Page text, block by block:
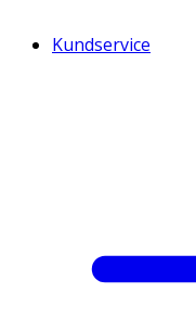
Kundservice